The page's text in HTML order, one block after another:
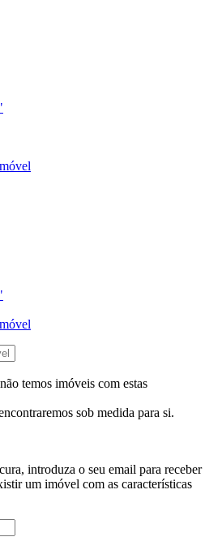
temos imóveis com estas
sob medida para si.
introduza o seu email para receber
um imóvel com as características